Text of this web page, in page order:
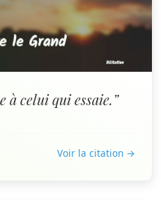
à celui qui essaie.”
Voir la citation →